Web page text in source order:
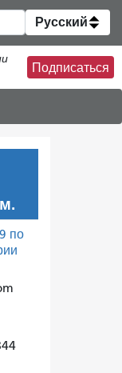
Русский
Подписаться
по